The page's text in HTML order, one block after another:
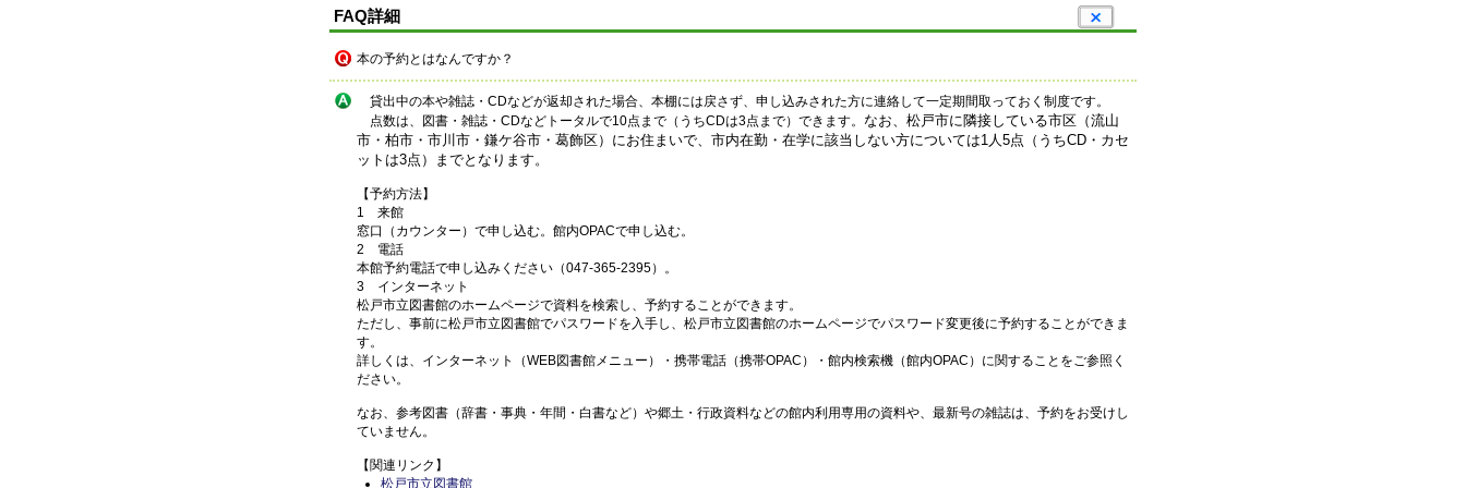
FAQ詳細
本の予約とはなんですか？
貸出中の本や雑誌・CDなどが返却された場合、本棚には戻さず、申し込みされた方に連絡して一定期間取っておく制度です。
点数は、図書・雑誌・CDなどトータルで10点まで（うちCDは3点まで）できます。 なお、松戸市に隣接している市区（流山
市・柏市・市川市・鎌ケ谷市・葛飾区）にお住まいで、市内在勤・在学に該当しない方については1人5点（うちCD・カセ
ットは3点）までとなります。
【予約方法】
1 来館
窓口（カウンター）で申し込む。館内OPACで申し込む。
2 電話
本館予約電話で申し込みください（047-365-2395）。
3 インターネット
松戸市立図書館のホームページで資料を検索し、予約することができます。
ただし、事前に松戸市立図書館でパスワードを入手し、松戸市立図書館のホームページでパスワード変更後に予約することができま
す。
詳しくは、インターネット（WEB図書館メニュー）・携帯電話（携帯OPAC）・館内検索機（館内OPAC）に関することをご参照く
ださい。
なお、参考図書（辞書・事典・年間・白書など）や郷土・行政資料などの館内利用専用の資料や、最新号の雑誌は、予約をお受けし
ていません。
【関連リンク】
松戸市立図書館